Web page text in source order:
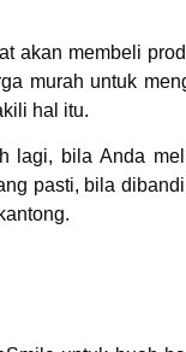
akan membeli
murah untuk
hal itu.
lagi, bila Anda
pasti, bila